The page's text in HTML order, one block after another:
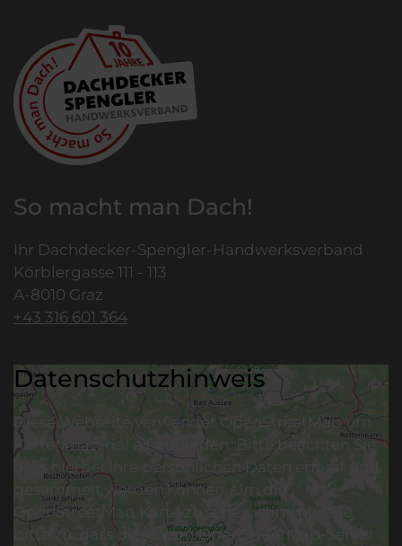
So macht man Dach!
Ihr Dachdecker-Spengler-Handwerksverband
Körblergasse 111 - 113
A-8010 Graz
+43 316 601 364
Datenschutzhinweis
Diese Webseite verwendet OpenStreetMap um
Kartenmaterial einzubinden. Bitte beachten Sie
dass hierbei Ihre persönlichen Daten erfasst und
gesammelt werden können. Um die
OpenStreetMap Karte zu sehen, stimmen Sie
bitte zu, dass diese vom OpenStreetMap-Server